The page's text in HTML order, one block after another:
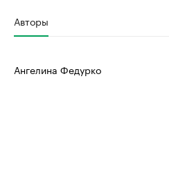
Авторы
Ангелина Федурко